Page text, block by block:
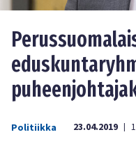
Politiikka 23.04.2019 |